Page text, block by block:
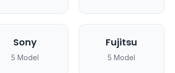
Sony
5 Model
Fujitsu
5 Model